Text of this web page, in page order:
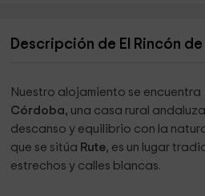
Descripción de El Rincón
Nuestro alojamiento se
Córdoba, una casa rural
descanso y equilibrio con la
que se sitúa Rute, es un lugar
estrechos y calles blancas.